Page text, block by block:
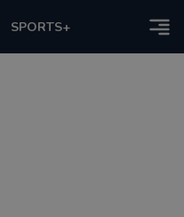
SPORTS+